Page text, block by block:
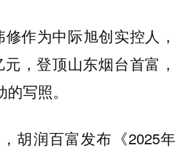
作为中际旭创实控人，
，登顶山东烟台首富，
写照。
胡润百富发布《2025年